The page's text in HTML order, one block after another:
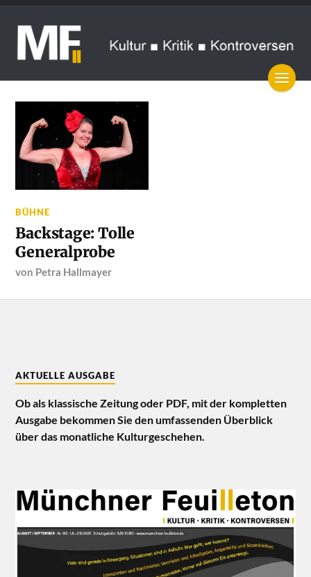
BÜHNE
Backstage: Tolle
Generalprobe
von Petra Hallmayer
AKTUELLE AUSGABE
Ob als klassische Zeitung oder PDF, mit der kompletten
Ausgabe bekommen Sie den umfassenden Überblick
über das monatliche Kulturgeschehen.